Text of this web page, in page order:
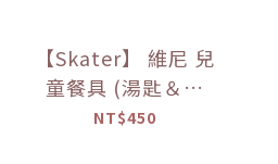
【Skater】 維尼 兒
童餐具 (湯匙＆叉
子)
NT$450